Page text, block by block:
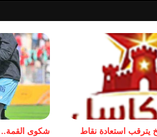
شكوى
على الأمين
بسبب “الصفر
يهرب من
يترقب استعادة نقاط
شكوى